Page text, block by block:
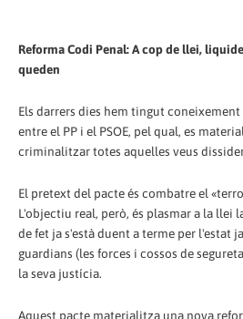
Reforma Codi Penal: A cop de llei,
queden
Els darrers dies hem tingut
entre el PP i el PSOE, pel qual, es
criminalitzar totes aquelles veus
El pretext del pacte és combatre el
L'objectiu real, però, és plasmar a la llei
de fet ja s'està duent a terme per l'estat
guardians (les forces i cossos de
la seva justícia.
Aquest pacte materialitza una nova